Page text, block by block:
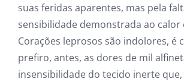
suas feridas aparentes, mas pela
sensibilidade demonstrada ao calor
Corações leprosos são indolores, é
prefiro, antes, as dores de mil
insensibilidade do tecido inerte